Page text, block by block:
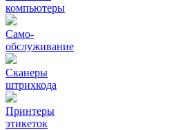
компьютеры
Само-
обслуживание
Сканеры
штрихкода
Принтеры
этикеток